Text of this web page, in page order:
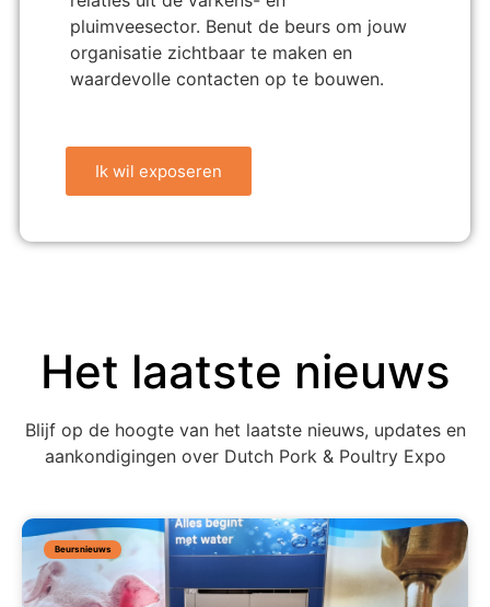
pluimveesector. Benut de beurs om jouw
organisatie zichtbaar te maken en
waardevolle contacten op te bouwen.
Ik wil exposeren
Het laatste nieuws
Blijf op de hoogte van het laatste nieuws, updates en
aankondigingen over Dutch Pork & Poultry Expo
Beursnieuws